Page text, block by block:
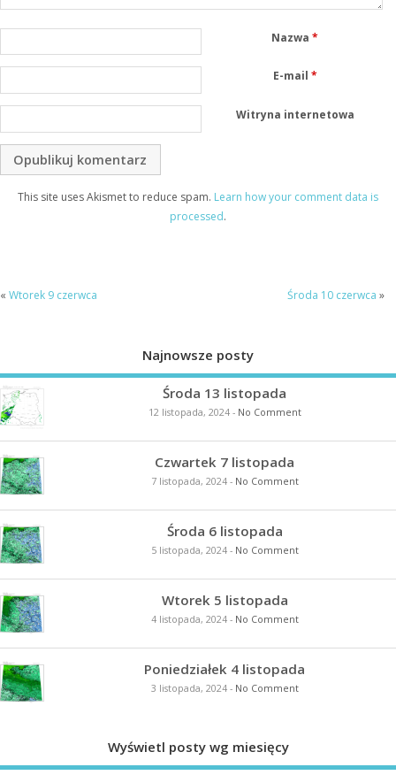
Nazwa*
E-mail *
Witryna internetowa
This site uses Akismet to reduce spam. Learn how your comment data is
processed.
« Wtorek 9 czerwca Środa 10 czerwca »
Najnowsze posty
Środa 13 listopada
12 listopada, 2024- No Comment
Czwartek 7 listopada
7 listopada, 2024- No Comment
Środa 6 listopada
5 listopada, 2024- No Comment
Wtorek 5 listopada
4 listopada, 2024- No Comment
Poniedziałek 4 listopada
3 listopada, 2024- No Comment
Wyświetl posty wg miesięcy